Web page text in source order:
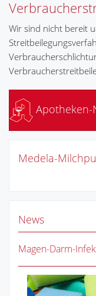
Wir sind nicht bereit
Medela-
News
Magen-Darm-